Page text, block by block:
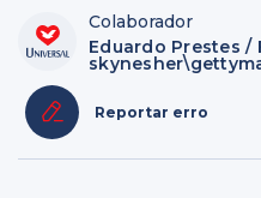
Colaborador
Eduardo Prestes /
Reportar erro